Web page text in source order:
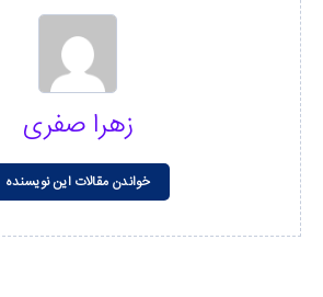
زهرا صفری
خواندن مقالات این نویسنده